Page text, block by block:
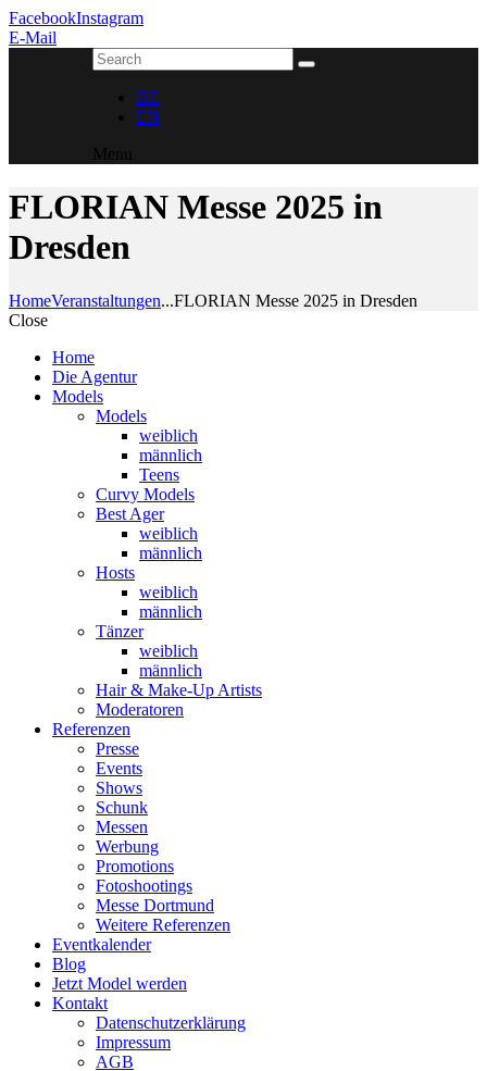
FacebookInstagram
E-Mail
DE
EN
Menu
FLORIAN Messe 2025 in
Dresden
HomeVeranstaltungen...FLORIAN Messe 2025 in Dresden
Close
Home
Die Agentur
Models
Models
weiblich
männlich
Teens
Curvy Models
Best Ager
weiblich
männlich
Hosts
weiblich
männlich
Tänzer
weiblich
männlich
Hair & Make-Up Artists
Moderatoren
Referenzen
Presse
Events
Shows
Schunk
Messen
Werbung
Promotions
Fotoshootings
Messe Dortmund
Weitere Referenzen
Eventkalender
Blog
Jetzt Model werden
Kontakt
Datenschutzerklärung
Impressum
AGB